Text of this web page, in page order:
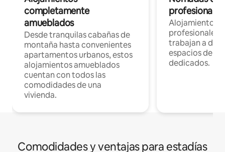
completamente
amueblados
Desde tranquilas cabañas de
montaña hasta convenientes
apartamentos urbanos, estos
alojamientos amueblados
cuentan con todos las
comodidades de una
vivienda.
Alojamientos
profesionales
trabajan a
espacios de
dedicados.
Comodidades y ventajas para estadías